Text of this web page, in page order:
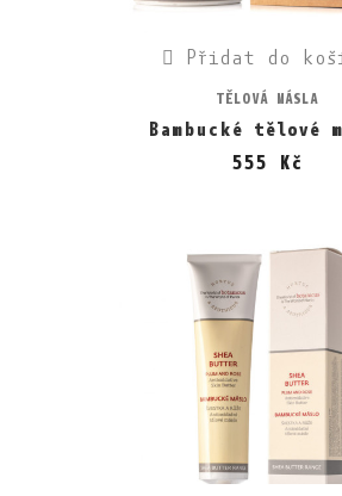
Přidat do
TĚLOVÁ MÁSLA
Bambucké tělové
555 Kč